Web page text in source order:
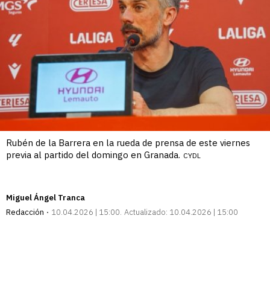
Rubén de la Barrera en la rueda de prensa de este viernes
previa al partido del domingo en Granada. CYDL
Miguel Ángel Tranca
Redacción
10.04.2026 | 15:00 Actualizado: 10.04.2026 | 15:00